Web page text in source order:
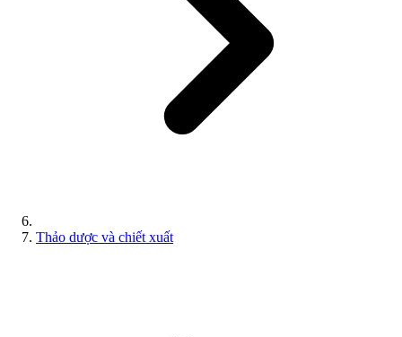
Thảo dược và chiết xuất